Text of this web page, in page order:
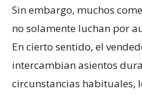
Sin embargo, muchos
no solamente luchan por
En cierto sentido, el
intercambian asientos
circunstancias habituales,